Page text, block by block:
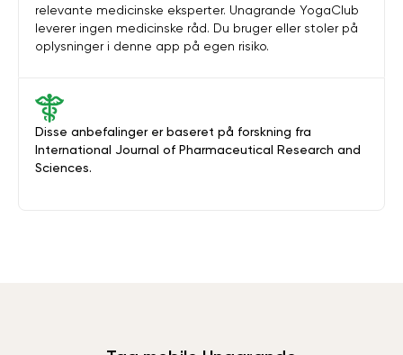
Disse anbefalinger er baseret på forskning fra
International Journal of Pharmaceutical Research and
Sciences.
relevante medicinske eksperter. Unagrande YogaClub
leverer ingen medicinske råd. Du bruger eller stoler på
oplysninger i denne app på egen risiko.